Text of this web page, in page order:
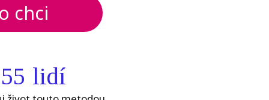
chci
lidí